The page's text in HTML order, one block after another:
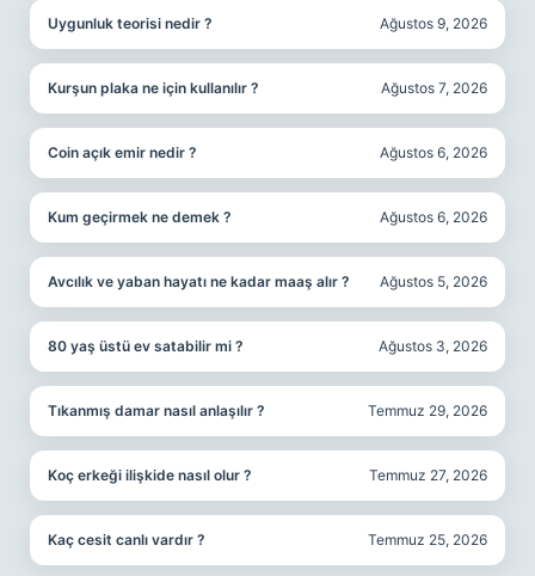
Uygunluk teorisi nedir ? Ağustos 9, 2026
Kurşun plaka ne için kullanılır ? Ağustos 7, 2026
Coin açık emir nedir ? Ağustos 6, 2026
Kum geçirmek ne demek ? Ağustos 6, 2026
Avcılık ve yaban hayatı ne kadar maaş alır ? Ağustos 5, 2026
80 yaş üstü ev satabilir mi ? Ağustos 3, 2026
Tıkanmış damar nasıl anlaşılır ? Temmuz 29, 2026
Koç erkeği ilişkide nasıl olur ? Temmuz 27, 2026
Kaç cesit canlı vardır ? Temmuz 25, 2026